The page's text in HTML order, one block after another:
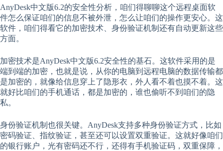
AnyDesk中文版6.2的安全性分析，咱们得聊聊这个远程桌面软
件怎么保证咱们的信息不被外泄，怎么让咱们的操作更安心。这
软件，咱们得看它的加密技术、身份验证机制还有自动更新这些
方面。
加密技术是AnyDesk中文版6.2安全性的基石。这软件采用的是
端到端的加密，也就是说，从你的电脑到远程电脑的数据传输都
是加密的，就像给信息穿上了隐形衣，外人看不着也摸不着。这
就好比咱们的手机通话，都是加密的，谁也偷听不到咱们的隐
私。
身份验证机制也很关键。AnyDesk支持多种身份验证方式，比如
密码验证、指纹验证，甚至还可以设置双重验证。这就好像咱们
的银行账户，光有密码还不行，还得有手机验证码，双重保障，